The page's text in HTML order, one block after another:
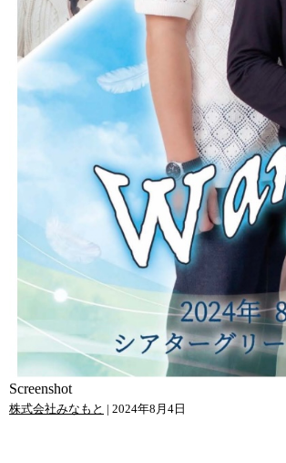
合
さ
い。
Screenshot
株式会社みなもと | 2024年8月4日